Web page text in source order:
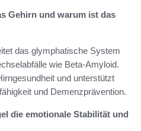
Gehirn und warum ist das
das glymphatische System
wie Beta-Amyloid.
und unterstützt
und Demenzprävention.
die emotionale Stabilität und